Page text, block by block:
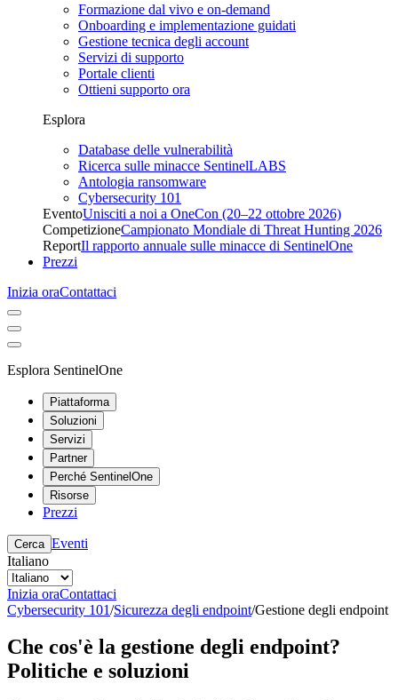
Formazione dal vivo e on-demand
Onboarding e implementazione guidati
Gestione tecnica degli account
Servizi di supporto
Portale clienti
Ottieni supporto ora
Esplora
Database delle vulnerabilità
Ricerca sulle minacce SentinelLABS
Antologia ransomware
Cybersecurity 101
EventoUnisciti a noi a OneCon (20–22 ottobre 2026)
CompetizioneCampionato Mondiale di Threat Hunting 2026
ReportIl rapporto annuale sulle minacce di SentinelOne
Prezzi
Inizia oraContattaci
Esplora SentinelOne
Piattaforma
Soluzioni
Servizi
Partner
Perché SentinelOne
Risorse
Prezzi
Cerca Eventi
Italiano
Inizia oraContattaci
Cybersecurity 101/Sicurezza degli endpoint/Gestione degli endpoint
Che cos'è la gestione degli endpoint?
Politiche e soluzioni